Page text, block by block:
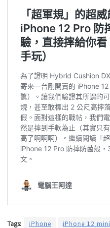
Tags: iPhone iPhone 12 mini